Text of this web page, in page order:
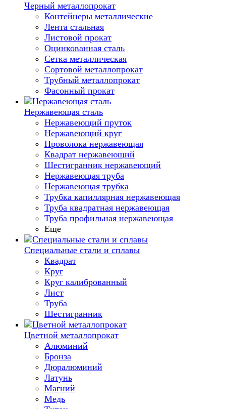
Черный металлопрокат
Контейнеры металлические
Лента стальная
Листовой прокат
Оцинкованная сталь
Сетка металлическая
Сортовой металлопрокат
Трубный металлопрокат
Фасонный прокат
Нержавеющая сталь
Нержавеющий пруток
Нержавеющий круг
Проволока нержавеющая
Квадрат нержавеющий
Шестигранник нержавеющий
Нержавеющая труба
Нержавеющая трубка
Трубка капиллярная нержавеющая
Труба квадратная нержавеющая
Труба профильная нержавеющая
Еще
Специальные стали и сплавы
Квадрат
Круг
Круг калиброванный
Лист
Труба
Шестигранник
Цветной металлопрокат
Алюминий
Бронза
Дюралюминий
Латунь
Магний
Медь